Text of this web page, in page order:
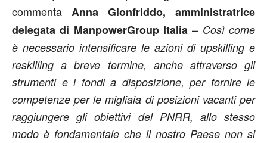
commenta Anna Gionfriddo, amministratrice
delegata di ManpowerGroup Italia – Così come
è necessario intensificare le azioni di upskilling e
reskilling a breve termine, anche attraverso gli
strumenti e i fondi a disposizione, per fornire le
competenze per le migliaia di posizioni vacanti per
raggiungere gli obiettivi del PNRR, allo stesso
modo è fondamentale che il nostro Paese non si